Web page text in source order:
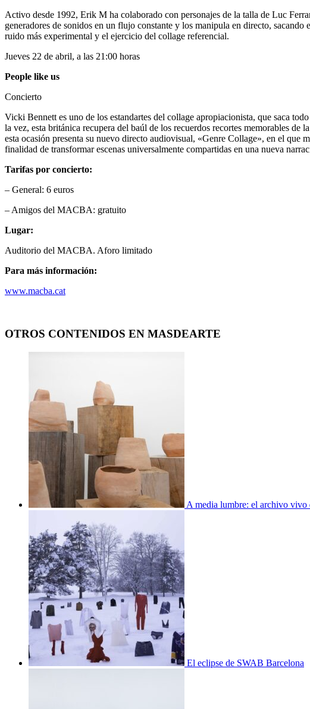
Activo desde 1992, Erik M ha colaborado con personajes de la talla de Luc
generadores de sonidos en un flujo constante y los manipula en directo,
ruido más experimental y el ejercicio del collage referencial.
Jueves 22 de abril, a las 21:00 horas
People like us
Concierto
Vicki Bennett es uno de los estandartes del collage apropiacionista, que saca
la vez, esta británica recupera del baúl de los recuerdos recortes memorables
esta ocasión presenta su nuevo directo audiovisual, «Genre Collage», en el
finalidad de transformar escenas universalmente compartidas en una nueva
Tarifas por concierto:
– General: 6 euros
– Amigos del MACBA: gratuito
Lugar:
Auditorio del MACBA. Aforo limitado
Para más información:
www.macba.cat
OTROS CONTENIDOS EN MASDEARTE
A media lumbre: el archivo vivo
El eclipse de SWAB Barcelona